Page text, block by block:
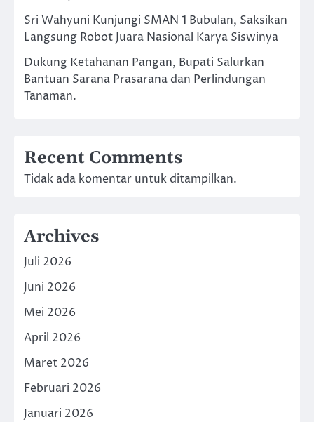
Sri Wahyuni Kunjungi SMAN 1 Bubulan, Saksikan
Langsung Robot Juara Nasional Karya Siswinya
Dukung Ketahanan Pangan, Bupati Salurkan
Bantuan Sarana Prasarana dan Perlindungan
Tanaman.
Recent Comments
Tidak ada komentar untuk ditampilkan.
Archives
Juli 2026
Juni 2026
Mei 2026
April 2026
Maret 2026
Februari 2026
Januari 2026